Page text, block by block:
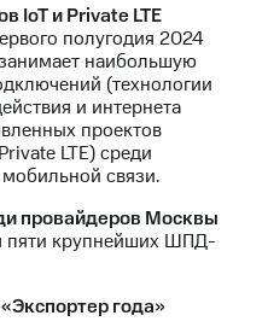
IoT и Private LTE
полугодия 2024
наибольшую
(технологии
и интернета
проектов
LTE) среди
связи.
провайдеров Москвы
пяти крупнейших ШПД-
года»